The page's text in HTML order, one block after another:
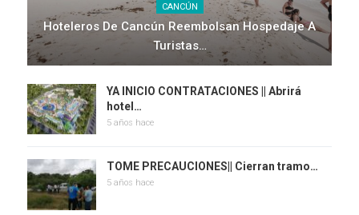
CANCÚN
Hoteleros De Cancún Reembolsan Hospedaje A
Turistas…
YA INICIO CONTRATACIONES || Abrirá
hotel…
5 años hace
TOME PRECAUCIONES|| Cierran tramo…
5 años hace